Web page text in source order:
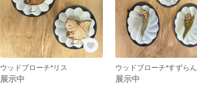
ウッドブローチ*リス
展示中
ウッドブローチ*すずらん
展示中